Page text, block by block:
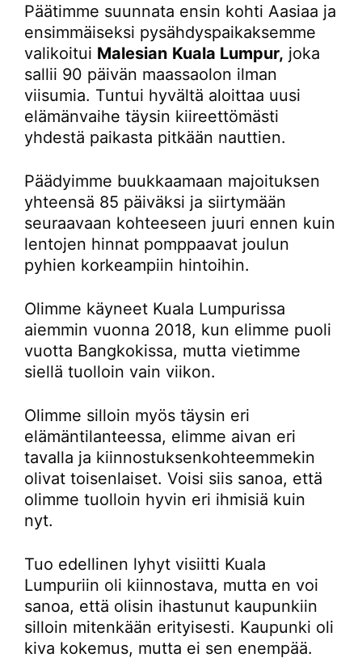
Päätimme suunnata ensin kohti Aasiaa ja
ensimmäiseksi pysähdyspaikaksemme
valikoitui Malesian Kuala Lumpur, joka
sallii 90 päivän maassaolon ilman
viisumia. Tuntui hyvältä aloittaa uusi
elämänvaihe täysin kiireettömästi
yhdestä paikasta pitkään nauttien.
Päädyimme buukkaamaan majoituksen
yhteensä 85 päiväksi ja siirtymään
seuraavaan kohteeseen juuri ennen kuin
lentojen hinnat pomppaavat joulun
pyhien korkeampiin hintoihin.
Olimme käyneet Kuala Lumpurissa
aiemmin vuonna 2018, kun elimme puoli
vuotta Bangkokissa, mutta vietimme
siellä tuolloin vain viikon.
Olimme silloin myös täysin eri
elämäntilanteessa, elimme aivan eri
tavalla ja kiinnostuksenkohteemmekin
olivat toisenlaiset. Voisi siis sanoa, että
olimme tuolloin hyvin eri ihmisiä kuin
nyt.
Tuo edellinen lyhyt visiitti Kuala
Lumpuriin oli kiinnostava, mutta en voi
sanoa, että olisin ihastunut kaupunkiin
silloin mitenkään erityisesti. Kaupunki oli
kiva kokemus, mutta ei sen enempää.